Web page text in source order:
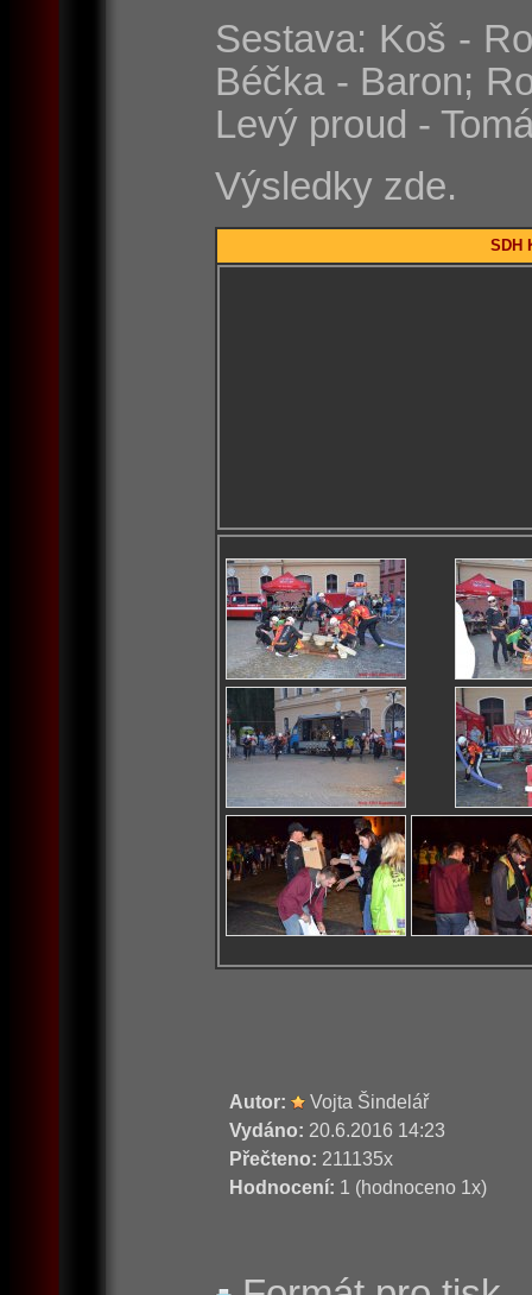
Sestava: Koš -
Béčka - Baron;
Levý proud -
Výsledky zde.
SDH
Autor:
Vojta Šindelář
Vydáno: 20.6.2016 14:23
Přečteno: 211135x
Hodnocení: 1 (hodnoceno 1x)